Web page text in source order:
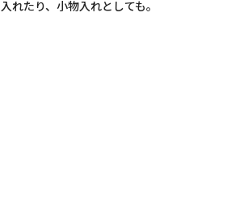
たり、小物入れとしても。